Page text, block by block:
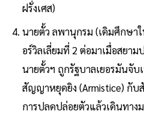
ฝรั่งเศส)
นายตั้ว ลพานุกรม (เดิมศึกษา
อร์วิลเลี่ยมที่ 2 ต่อมาเมื่อสยา
นายตั้วฯ ถูกรัฐบาลเยอรมันจั
สัญญาหยุดยิง (Armistice) กับ
การปลดปล่อยตัวแล้วเดินทาง